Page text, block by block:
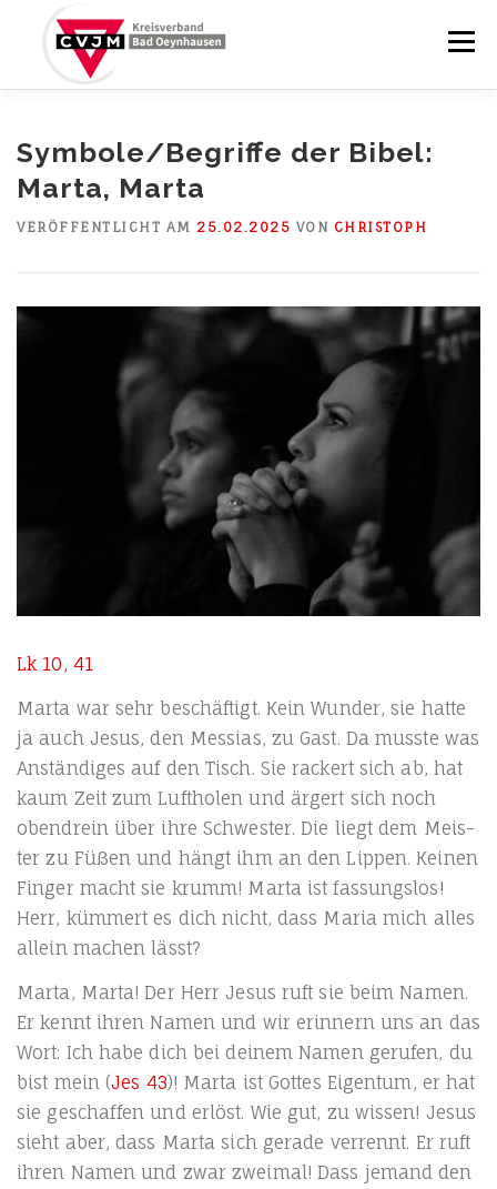
springen
Menü
Symbole/Begriffe der Bibel:
Marta, Marta
VERÖFFENTLICHT AM 25.02.2025 VON CHRISTOPH
Lk 10, 41
Mar­ta war sehr beschäf­tigt. Kein Wun­der, sie hat­te
ja auch Jesus, den Mes­si­as, zu Gast. Da muss­te was
Anstän­di­ges auf den Tisch. Sie rackert sich ab, hat
kaum Zeit zum Luft­ho­len und ärgert sich noch
oben­drein über ihre Schwes­ter. Die liegt dem Meis­
ter zu Füßen und hängt ihm an den Lip­pen. Kei­nen
Fin­ger macht sie krumm! Mar­ta ist fas­sungs­los!
Herr, küm­mert es dich nicht, dass Maria mich alles
allein machen lässt?
Mar­ta, Mar­ta! Der Herr Jesus ruft sie beim Namen.
Er kennt ihren Namen und wir erin­nern uns an das
Wort: Ich habe dich bei dei­nem Namen geru­fen, du
bist mein (Jes 43)! Mar­ta ist Got­tes Eigen­tum, er hat
sie geschaf­fen und erlöst. Wie gut, zu wis­sen! Jesus
sieht aber, dass Mar­ta sich gera­de ver­rennt. Er ruft
ihren Namen und zwar zwei­mal! Dass jemand den